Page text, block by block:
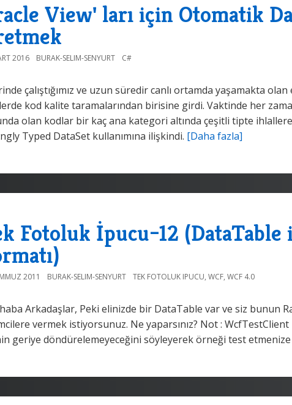
View' ları için Otomatik
2016 BURAK-SELIM-SENYURT C#
çalıştığımız ve uzun süredir canlı ortamda yaşamakta
kod kalite taramalarından birisine girdi. Vaktinde her
olan kodlar bir kaç ana kategori altında çeşitli tipte
Typed DataSet kullanımına ilişkindi. [Daha fazla]
Fotoluk İpucu–12
2011 BURAK-SELIM-SENYURT TEK FOTOLUK IPUCU, WCF, WCF 4.0
Arkadaşlar, Peki elinizde bir DataTable var ve siz bunun
vermek istiyorsunuz. Ne yaparsınız? Not :
geriye döndürelemeyeceğini söyleyerek örneği test etmenize